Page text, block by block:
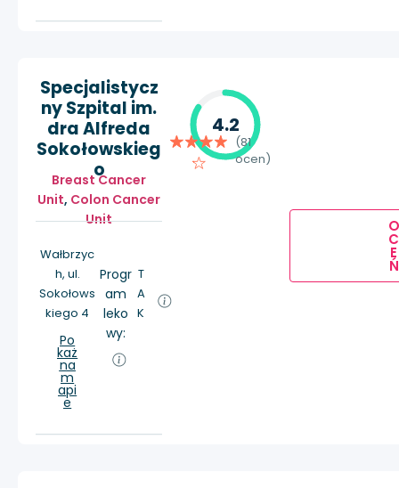
Specjalistycz
ny Szpital im.
dra Alfreda
Sokołowskieg
o
Breast Cancer
Unit, Colon Cancer
Unit
Wałbrzyc
h, ul.
Sokołows
kiego 4
Po
każ
na
m
api
e
Progr
am
leko
wy:
T
A
K
4.2
(81
ocen)
O
C
E
Ń